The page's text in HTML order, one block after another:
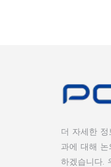
더 자세한
과에 대해
하겠습니다.